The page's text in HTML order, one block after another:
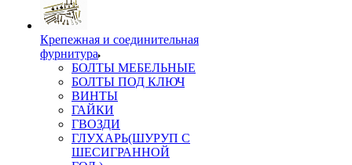
Крепежная и соединительная
фурнитура
БОЛТЫ МЕБЕЛЬНЫЕ
БОЛТЫ ПОД КЛЮЧ
ВИНТЫ
ГАЙКИ
ГВОЗДИ
ГЛУХАРЬ(ШУРУП С
ШЕСИГРАННОЙ